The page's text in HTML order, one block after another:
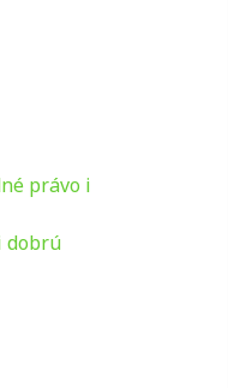
právo i
dobrú